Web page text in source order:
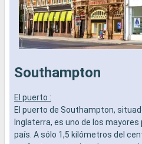
Southampton
El puerto :
El puerto de Southampton,
Inglaterra, es uno de los
país. A sólo 1,5 kilómetros del